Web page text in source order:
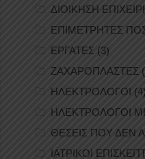
ΔΙΟΙΚΗΣΗ
ΕΠΙΜΕΤΡΗΤΕΣ
ΕΡΓΑΤΕΣ (3)
ΖΑΧΑΡΟΠΛΑΣΤΕΣ
ΗΛΕΚΤΡΟΛΟΓΟΙ (4)
ΗΛΕΚΤΡΟΛΟΓΟΙ
ΘΕΣΕΙΣ ΠΟΥ ΔΕΝ
ΙΑΤΡΙΚΟΙ